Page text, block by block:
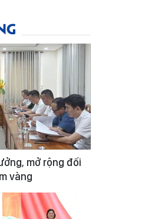
mở rộng đối
vàng